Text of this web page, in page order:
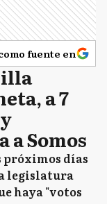
fuente en
a 7
a Somos
próximos días
legislatura
haya "votos